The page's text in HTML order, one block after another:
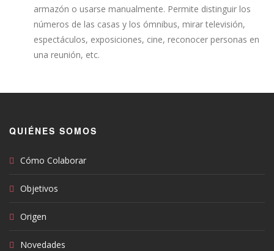
armazón o usarse manualmente. Permite distinguir los
números de las casas y los ómnibus, mirar televisión,
espectáculos, exposiciones, cine, reconocer personas en
una reunión, etc.
QUIÉNES SOMOS
Cómo Colaborar
Objetivos
Origen
Novedades